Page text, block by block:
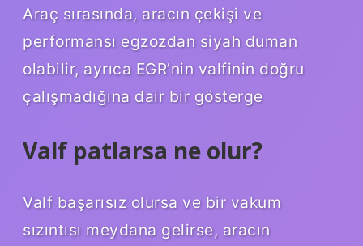
Araç sırasında, aracın çekişi ve
performansı egzozdan siyah duman
olabilir, ayrıca EGR’nin valfinin doğru
çalışmadığına dair bir gösterge
Valf patlarsa ne olur?
Valf başarısız olursa ve bir vakum
sızıntısı meydana gelirse, aracın